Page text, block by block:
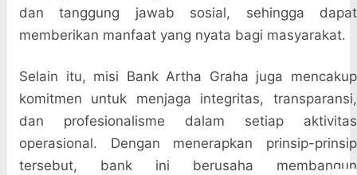
dan tanggung jawab sosial, sehingga dapat
memberikan manfaat yang nyata bagi masyarakat.
Selain itu, misi Bank Artha Graha juga mencakup
komitmen untuk menjaga integritas, transparansi,
dan profesionalisme dalam setiap aktivitas
operasional. Dengan menerapkan prinsip-prinsip
tersebut, bank ini berusaha membangun